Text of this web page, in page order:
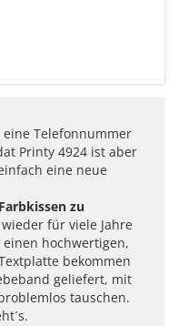
Telefonnummer
Printy 4924 ist aber
eine neue
zu
für viele Jahre
hochwertigen,
bekommen
geliefert, mit
tauschen.